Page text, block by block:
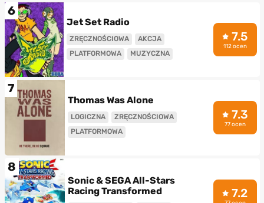
6
Jet Set Radio
ZRĘCZNOŚCIOWA
AKCJA
PLATFORMOWA
MUZYCZNA
7.5
112 ocen
7
Thomas Was Alone
LOGICZNA
ZRĘCZNOŚCIOWA
PLATFORMOWA
7.3
77 ocen
8
Sonic & SEGA All-Stars
Racing Transformed
7.2